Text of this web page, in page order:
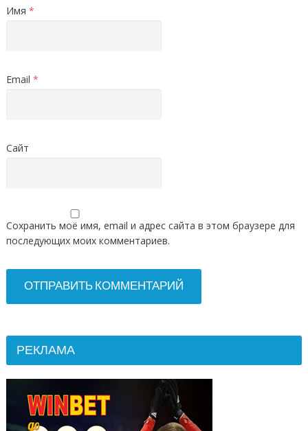
Имя *
Email *
Сайт
Сохранить моё имя, email и адрес сайта в этом браузере для
последующих моих комментариев.
РЕКЛАМА